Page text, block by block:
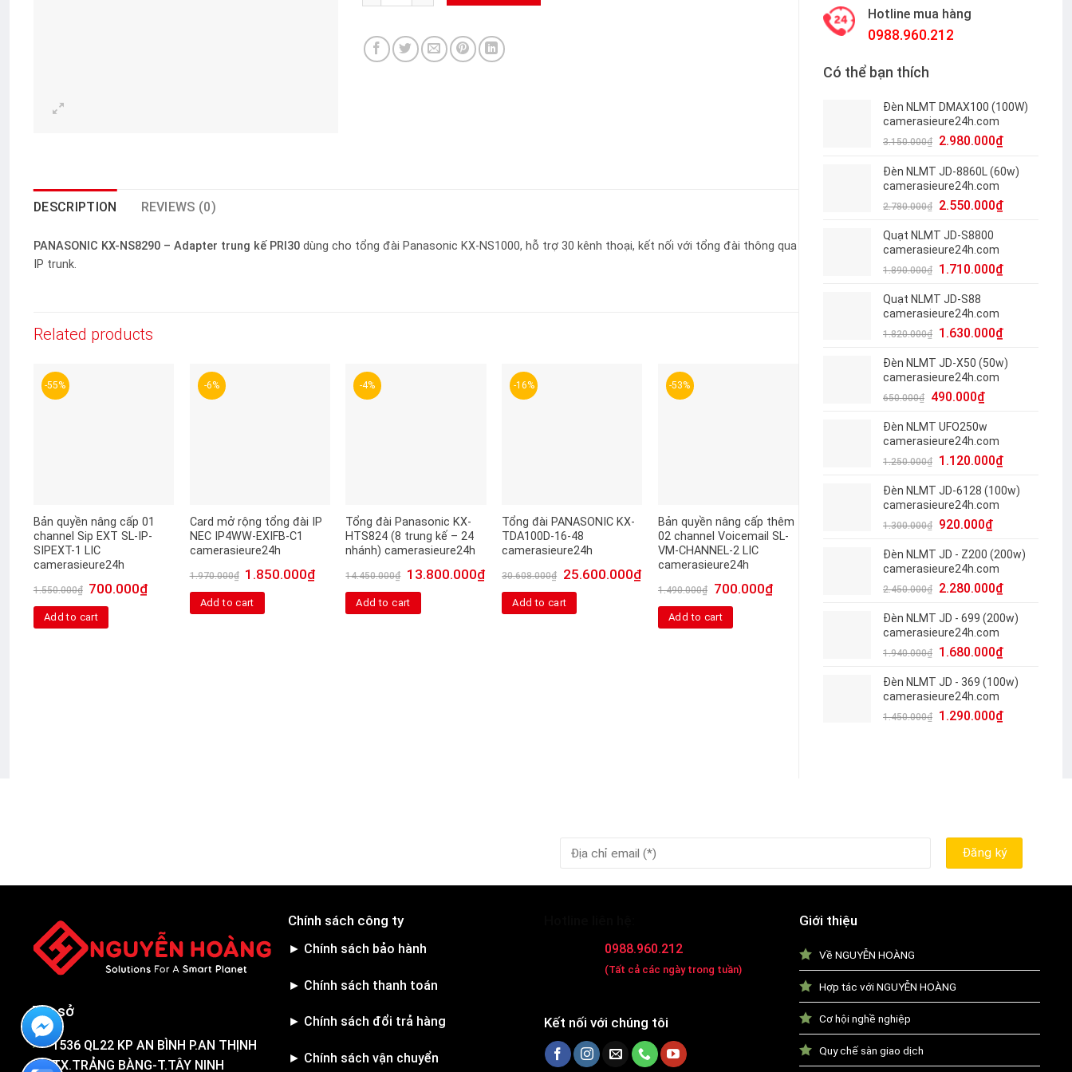
Hotline mua hàng
0988.960.212
Có thể bạn thích
Đèn NLMT DMAX100 (100W)
camerasieure24h.com
3.150.000₫ 2.980.000₫
Đèn NLMT JD-8860L (60w)
camerasieure24h.com
2.780.000₫ 2.550.000₫
Quạt NLMT JD-S8800
camerasieure24h.com
1.890.000₫ 1.710.000₫
Quạt NLMT JD-S88
camerasieure24h.com
1.820.000₫ 1.630.000₫
Đèn NLMT JD-X50 (50w)
camerasieure24h.com
650.000₫ 490.000₫
Đèn NLMT UFO250w
camerasieure24h.com
1.250.000₫ 1.120.000₫
Đèn NLMT JD-6128 (100w)
camerasieure24h.com
1.300.000₫ 920.000₫
Đèn NLMT JD - Z200 (200w)
camerasieure24h.com
2.450.000₫ 2.280.000₫
Đèn NLMT JD - 699 (200w)
camerasieure24h.com
1.940.000₫ 1.680.000₫
Đèn NLMT JD - 369 (100w)
camerasieure24h.com
1.450.000₫ 1.290.000₫
DESCRIPTION REVIEWS (0)
PANASONIC KX-NS8290 – Adapter trung kế PRI30 dùng cho tổng đài Panasonic KX-NS1000, hỗ trợ 30 kênh thoại, kết nối với tổng đài thông qua
IP trunk.
Related products
-55%
Bản quyền nâng cấp 01
channel Sip EXT SL-IP-
SIPEXT-1 LIC
camerasieure24h
1.550.000₫ 700.000₫
Add to cart
-6%
Card mở rộng tổng đài IP
NEC IP4WW-EXIFB-C1
camerasieure24h
1.970.000₫ 1.850.000₫
Add to cart
-4%
Tổng đài Panasonic KX-
HTS824 (8 trung kế – 24
nhánh) camerasieure24h
14.450.000₫ 13.800.000₫
Add to cart
-16%
Tổng đài PANASONIC KX-
TDA100D-16-48
camerasieure24h
30.608.000₫ 25.600.000₫
Add to cart
-53%
Bản quyền nâng cấp thêm
02 channel Voicemail SL-
VM-CHANNEL-2 LIC
camerasieure24h
1.490.000₫ 700.000₫
Add to cart
Camera IP Wifi 2MP EZVIZ
1.050.000₫
Tổng đài
5.340.000 ₫
Add to cart
Trụ sở
1536 QL22 KP AN BÌNH P.AN THỊNH
TX.TRẢNG BÀNG-T.TÂY NINH
Chính sách công ty
► Chính sách bảo hành
► Chính sách thanh toán
► Chính sách đổi trả hàng
► Chính sách vận chuyển
0988.960.212
(Tất cả các ngày trong tuần)
Kết nối với chúng tôi
Giới thiệu
Về NGUYỄN HOÀNG
Hợp tác với NGUYỄN HOÀNG
Cơ hội nghề nghiệp
Quy chế sàn giao dịch